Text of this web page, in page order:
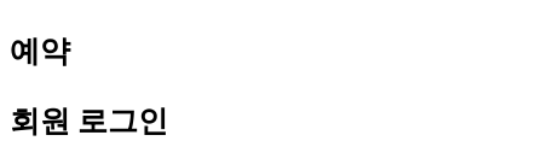
예약
회원 로그인